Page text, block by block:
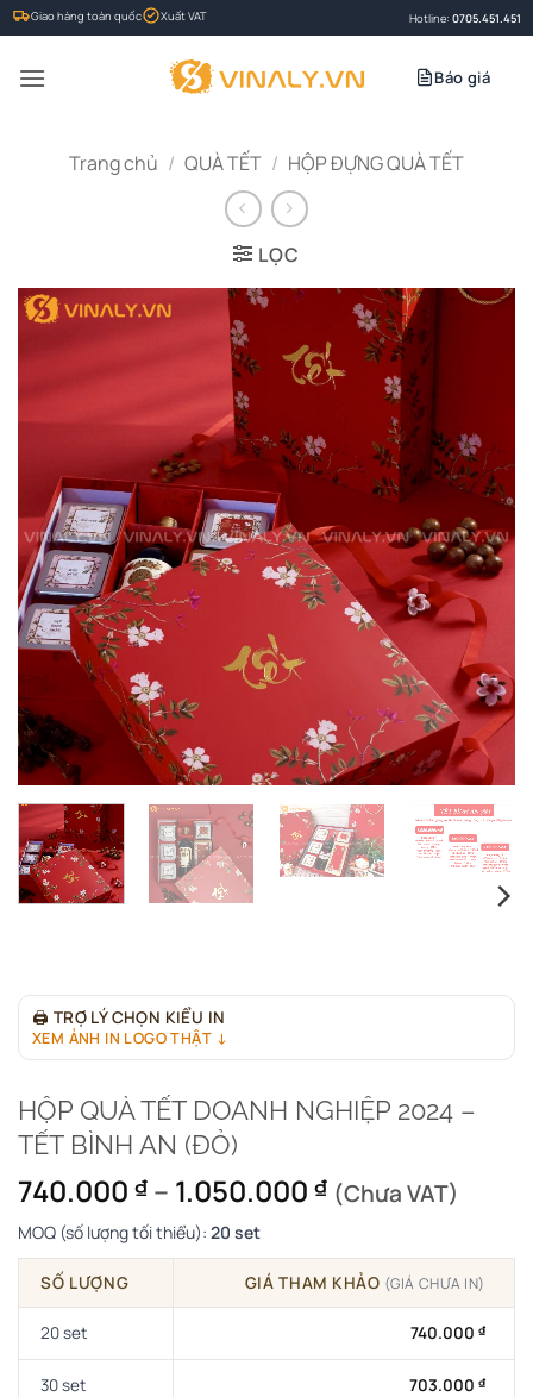
Bỏ
qua
nội
Giao hàng toàn quốc Xuất VAT Hotline: 0705.451.451
Báo giá
Trang chủ / QUÀ TẾT / HỘP ĐỰNG QUÀ TẾT
LỌC
🖨 TRỢ LÝ CHỌN KIỂU IN
XEM ẢNH IN LOGO THẬT ↓
HỘP QUÀ TẾT DOANH NGHIỆP 2024 –
TẾT BÌNH AN (ĐỎ)
740.000 ₫ – 1.050.000 ₫Khoảng
giá:
740.000 ₫
đến
1.050.000 ₫
(Chưa VAT)
MOQ (số lượng tối thiểu): 20 set
SỐ LƯỢNG GIÁ THAM KHẢO (GIÁ CHƯA IN)
20 set 740.000 ₫
30 set 703.000 ₫